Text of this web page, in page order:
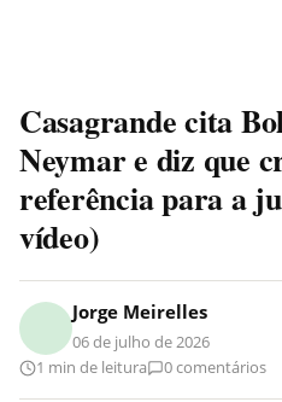
Casagrande cita
Neymar e diz que
referência para a
vídeo)
Jorge Meirelles
06 de julho de 2026
1 min de leitura
0 comentários